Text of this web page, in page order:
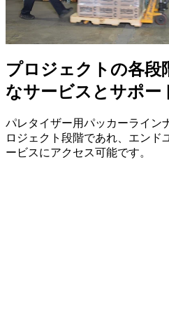
工業
業界の概要
プロジェクトの各段
なサービスとサポー
パレタイザー用パッカーライン
ロジェクト段階であれ、エンド
ービスにアクセス可能です。